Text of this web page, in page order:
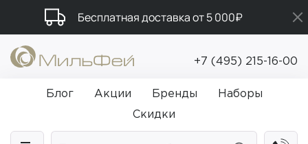
Бесплатная доставка от 5 000₽
Подарки в каждый заказ от 5 000₽
Промокод ПРИВЕТ
+7 (495) 215-16-00
Блог Акции Бренды
Наборы
Скидки